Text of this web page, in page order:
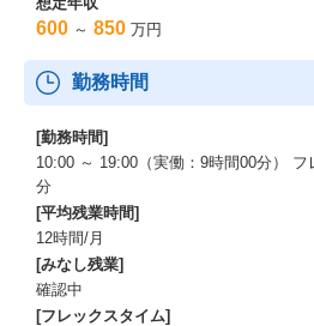
600 ～ 850 万円
勤務時間
[勤務時間]
10:00 ～ 19:00（実働：9時間00分）
分
[平均残業時間]
12時間/月
[みなし残業]
確認中
[フレックスタイム]